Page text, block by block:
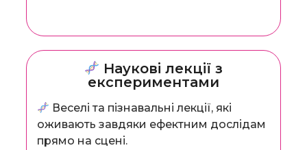
Наукові лекції з
експериментами
Веселі та пізнавальні лекції, які
оживають завдяки ефектним дослідам
прямо на сцені.